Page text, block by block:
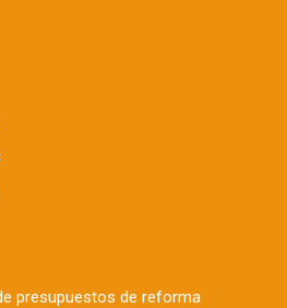
presupuestos de reforma